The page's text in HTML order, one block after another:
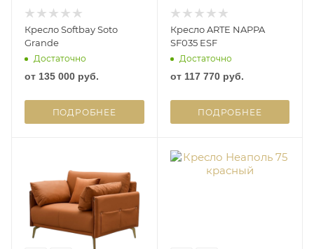
Кресло Softbay Soto
Grande
Достаточно
от 135 000 руб.
ПОДРОБНЕЕ
Кресло ARTE NAPPA
SF035 ESF
Достаточно
от 117 770 руб.
ПОДРОБНЕЕ